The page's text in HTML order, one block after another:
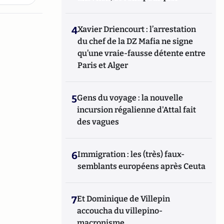
4Xavier Driencourt : l’arrestation
du chef de la DZ Mafia ne signe
qu’une vraie-fausse détente entre
Paris et Alger
5Gens du voyage : la nouvelle
incursion régalienne d'Attal fait
des vagues
6Immigration : les (très) faux-
semblants européens après Ceuta
7Et Dominique de Villepin
accoucha du villepino-